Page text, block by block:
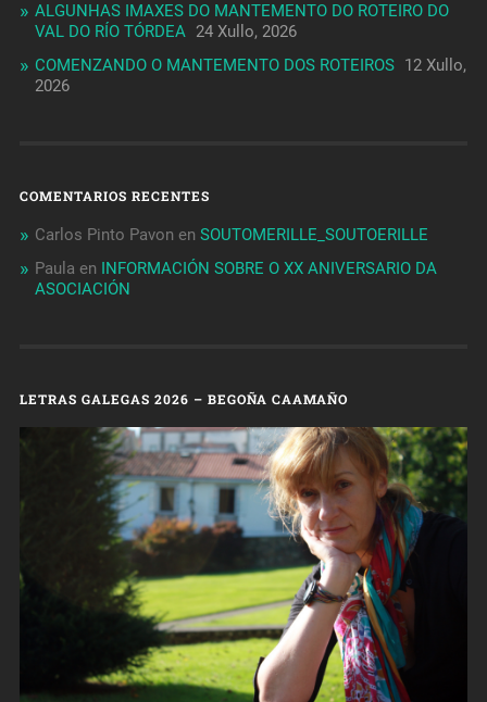
ALGUNHAS IMAXES DO MANTEMENTO DO ROTEIRO DO
VAL DO RÍO TÓRDEA 24 Xullo, 2026
COMENZANDO O MANTEMENTO DOS ROTEIROS 12 Xullo,
2026
COMENTARIOS RECENTES
Carlos Pinto Pavon en SOUTOMERILLE_SOUTOERILLE
Paula en
INFORMACIÓN SOBRE O XX ANIVERSARIO DA
ASOCIACIÓN
LETRAS GALEGAS 2026 – BEGOÑA CAAMAÑO